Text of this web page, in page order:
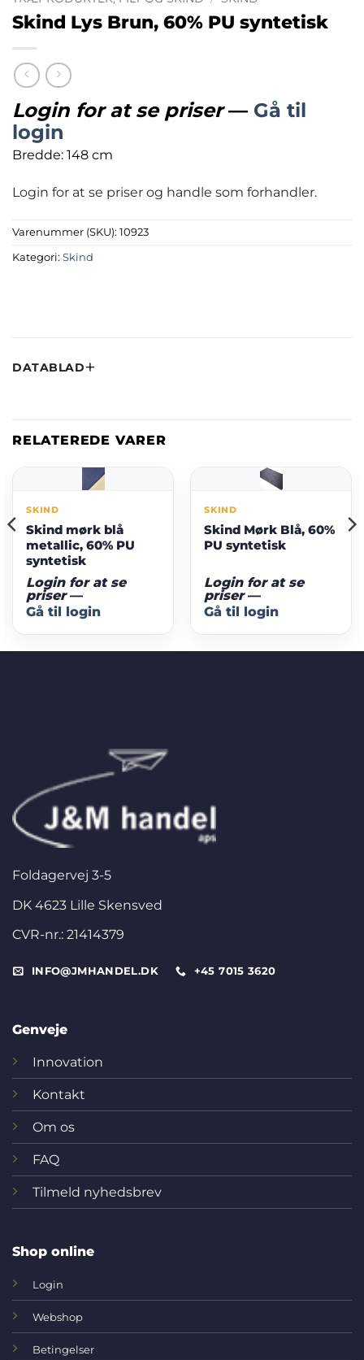
Skind Lys Brun, 60% PU syntetisk
Login for at se priser— Gå til
login
Bredde: 148 cm
Login for at se priser og handle som forhandler.
Varenummer (SKU): 10923
Kategori: Skind
DATABLAD
RELATEREDE VARER
SKIND
Skind mørk blå
metallic, 60% PU
syntetisk
Login for at se
priser—
Gå til login
SKIND
Skind Mørk Blå, 60%
PU syntetisk
Login for at se
priser—
Gå til login
Foldagervej 3-5
DK 4623 Lille Skensved
CVR-nr.: 21414379
INFO@JMHANDEL.DK +45 7015 3620
Genveje
Innovation
Kontakt
Om os
FAQ
Tilmeld nyhedsbrev
Shop online
Login
Webshop
Betingelser